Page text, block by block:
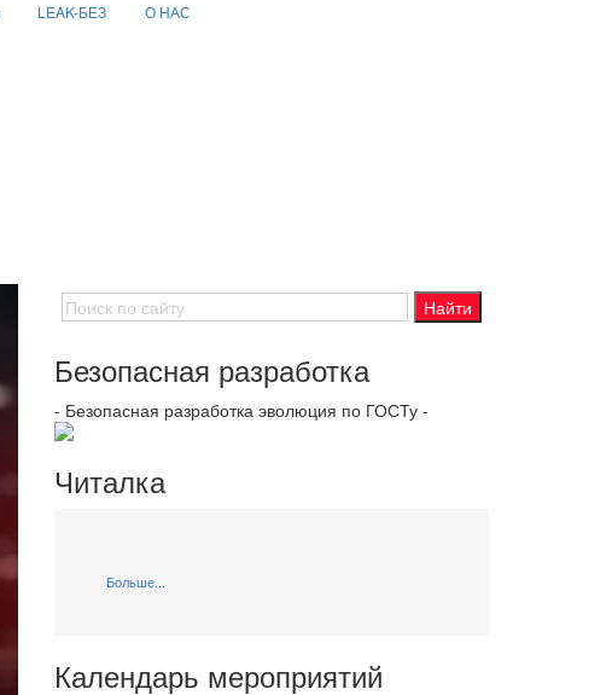
LEAK-БЕЗ О НАС
Безопасная разработка
- Безопасная разработка эволюция по ГОСТу -
Читалка
Больше...
Календарь мероприятий